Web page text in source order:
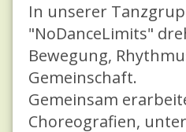
In unserer
"NoDanceLimits"
Bewegung,
Gemeinschaft.
Gemeinsam
Choreografien,